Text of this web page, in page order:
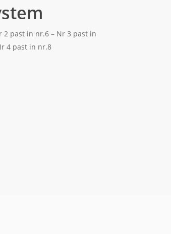
2 past in nr.6 – Nr 3 past in
4 past in nr.8